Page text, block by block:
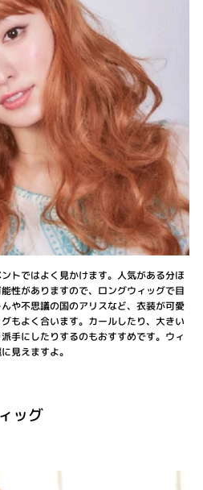
トではよく見かけます。人気がある分ほ
性がありますので、ロングウィッグで目
や不思議の国のアリスなど、衣装が可愛
もよく合います。カールしたり、大きい
手にしたりするのもおすすめです。ウィ
見えますよ。
ッグ